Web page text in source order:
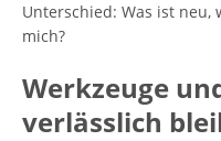
Unterschied: Was ist neu,
mich?
Werkzeuge
verlässlich